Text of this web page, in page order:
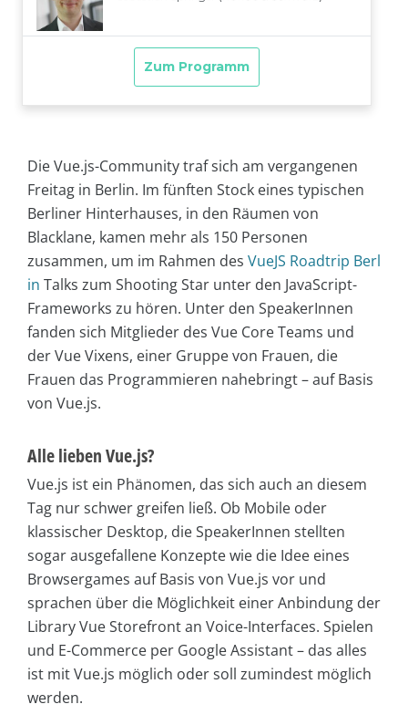
Die Vue.js-Community traf sich am vergangenen
Freitag in Berlin. Im fünften Stock eines typischen
Berliner Hinterhauses, in den Räumen von
Blacklane, kamen mehr als 150 Personen
zusammen, um im Rahmen des VueJS Roadtrip Berl
in Talks zum Shooting Star unter den JavaScript-
Frameworks zu hören. Unter den SpeakerInnen
fanden sich Mitglieder des Vue Core Teams und
der Vue Vixens, einer Gruppe von Frauen, die
Frauen das Programmieren nahebringt – auf Basis
von Vue.js.
Alle lieben Vue.js?
Vue.js ist ein Phänomen, das sich auch an diesem
Tag nur schwer greifen ließ. Ob Mobile oder
klassischer Desktop, die SpeakerInnen stellten
sogar ausgefallene Konzepte wie die Idee eines
Browsergames auf Basis von Vue.js vor und
sprachen über die Möglichkeit einer Anbindung der
Library Vue Storefront an Voice-Interfaces. Spielen
und E-Commerce per Google Assistant – das alles
ist mit Vue.js möglich oder soll zumindest möglich
werden.